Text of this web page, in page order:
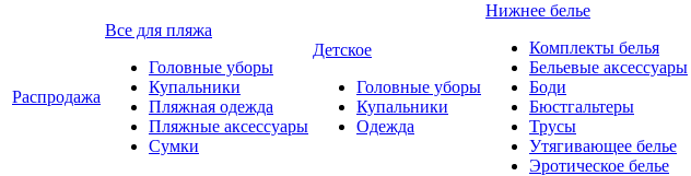
Распродажа
Все для пляжа
Головные уборы
Купальники
Пляжная одежда
Пляжные аксессуары
Сумки
Детское
Головные уборы
Купальники
Одежда
Нижнее белье
Комплекты белья
Бельевые аксессуары
Боди
Бюстгальтеры
Трусы
Утягивающее белье
Эротическое белье